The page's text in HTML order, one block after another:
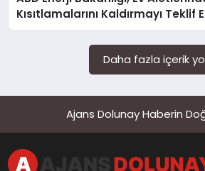
Kısıtlamalarını Kaldırmayı Teklif
Daha fazla içerik
Ajans Dolunay Haberin